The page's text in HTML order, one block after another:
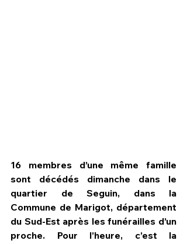
HPN Live
16 membres d’une même famille
sont décédés dimanche dans le
quartier de Seguin, dans la
Commune de Marigot, département
du Sud-Est après les funérailles d’un
proche. Pour l’heure, c’est la